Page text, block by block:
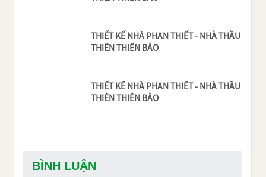
THIẾT KẾ NHÀ PHAN THIẾT - NHÀ THẦU
THIÊN THIÊN BẢO
THIẾT KẾ NHÀ PHAN THIẾT - NHÀ THẦU
THIÊN THIÊN BẢO
BÌNH LUẬN